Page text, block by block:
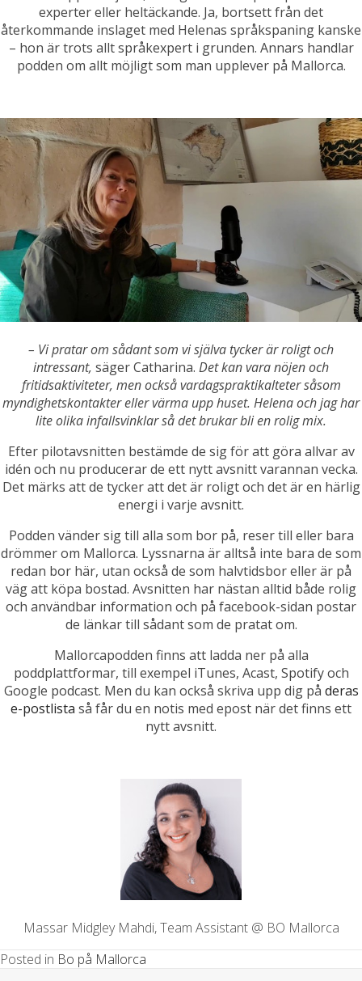
experter eller heltäckande. Ja, bortsett från det
återkommande inslaget med Helenas språkspaning kanske
– hon är trots allt språkexpert i grunden. Annars handlar
podden om allt möjligt som man upplever på Mallorca.
– Vi pratar om sådant som vi själva tycker är roligt och
intressant, säger Catharina. Det kan vara nöjen och
fritidsaktiviteter, men också vardagspraktikalteter såsom
myndighetskontakter eller värma upp huset. Helena och jag har
lite olika infallsvinklar så det brukar bli en rolig mix.
Efter pilotavsnitten bestämde de sig för att göra allvar av
idén och nu producerar de ett nytt avsnitt varannan vecka.
Det märks att de tycker att det är roligt och det är en härlig
energi i varje avsnitt.
Podden vänder sig till alla som bor på, reser till eller bara
drömmer om Mallorca. Lyssnarna är alltså inte bara de som
redan bor här, utan också de som halvtidsbor eller är på
väg att köpa bostad. Avsnitten har nästan alltid både rolig
och användbar information och på facebook-sidan postar
de länkar till sådant som de pratat om.
Mallorcapodden finns att ladda ner på alla
poddplattformar, till exempel iTunes, Acast, Spotify och
Google podcast. Men du kan också skriva upp dig på deras
e-postlista så får du en notis med epost när det finns ett
nytt avsnitt.
Massar Midgley Mahdi, Team Assistant @ BO Mallorca
Posted in Bo på Mallorca